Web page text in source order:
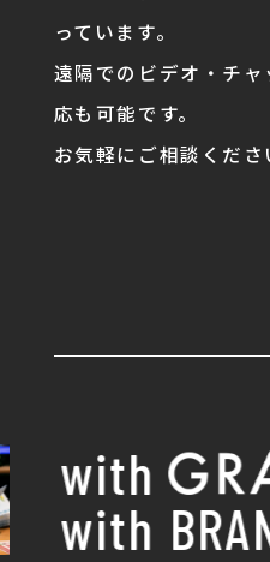
っています。
遠隔でのビデオ・チ
応も可能です。
お気軽にご相談くださ
with
with